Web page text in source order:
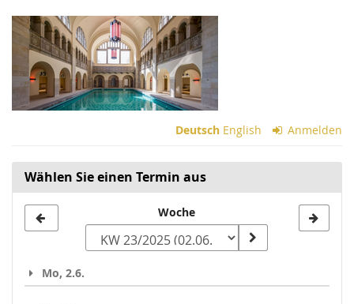
Zum
Haupt-
Inhalt
springen
Deutsch English Anmelden
Wählen Sie einen Termin aus
zur
auswählen
Woche
Mo, 2.6.